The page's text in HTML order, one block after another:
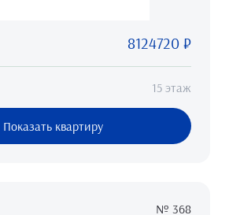
8124720 ₽
15 этаж
Показать квартиру
№ 368